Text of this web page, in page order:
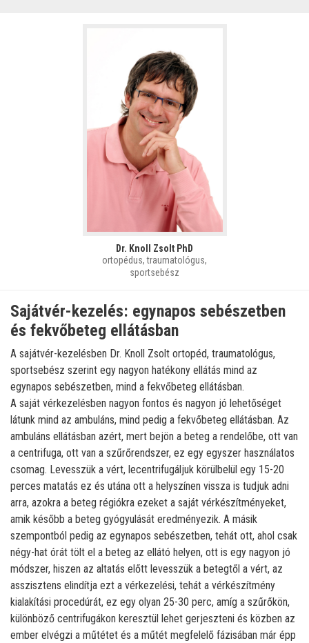
Dr. Knoll Zsolt PhD
ortopédus, traumatológus,
sportsebész
Sajátvér-kezelés: egynapos sebészetben
és fekvőbeteg ellátásban
A sajátvér-kezelésben Dr. Knoll Zsolt ortopéd, traumatológus,
sportsebész szerint egy nagyon hatékony ellátás mind az
egynapos sebészetben, mind a fekvőbeteg ellátásban.
A saját vérkezelésben nagyon fontos és nagyon jó lehetőséget
látunk mind az ambuláns, mind pedig a fekvőbeteg ellátásban. Az
ambuláns ellátásban azért, mert bejön a beteg a rendelőbe, ott van
a centrifuga, ott van a szűrőrendszer, ez egy egyszer használatos
csomag. Levesszük a vért, lecentrifugáljuk körülbelül egy 15-20
perces matatás ez és utána ott a helyszínen vissza is tudjuk adni
arra, azokra a beteg régiókra ezeket a saját vérkészítményeket,
amik később a beteg gyógyulását eredményezik. A másik
szempontból pedig az egynapos sebészetben, tehát ott, ahol csak
négy-hat órát tölt el a beteg az ellátó helyen, ott is egy nagyon jó
módszer, hiszen az altatás előtt levesszük a betegtől a vért, az
asszisztens elindítja ezt a vérkezelési, tehát a vérkészítmény
kialakítási procedúrát, ez egy olyan 25-30 perc, amíg a szűrőkön,
különböző centrifugákon keresztül lehet gerjeszteni és közben az
ember elvégzi a műtétet és a műtét megfelelő fázisában már épp